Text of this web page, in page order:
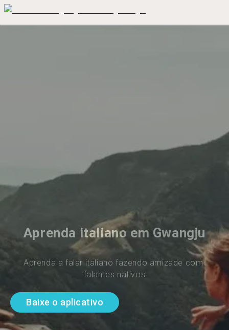
Aprenda italiano em Gwangju
Aprenda a falar italiano fazendo amizade com
falantes nativos
Baixe o aplicativo